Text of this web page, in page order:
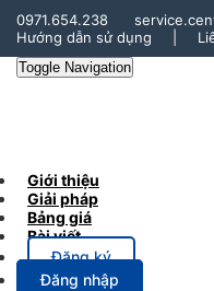
0971.654.238
Hướng dẫn sử dụng
Toggle Navigation
Giới thiệu
Giải pháp
Bảng giá
Bài viết
Đăng ký
Đăng nhập